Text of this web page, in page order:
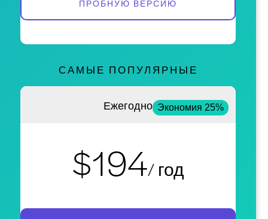
ПРОБНУЮ ВЕРСИЮ
САМЫЕ ПОПУЛЯРНЫЕ
Ежегодно Экономия 25%
$194/ год